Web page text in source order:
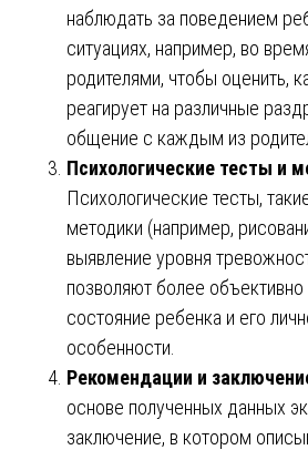
наблюдать за поведением
ситуациях, например, во
родителями, чтобы оценить,
реагирует на различные
общение с каждым из
Психологические тесты и
Психологические тесты,
методики (например,
выявление уровня
позволяют более объективно
состояние ребенка и его
особенности.
Рекомендации и
основе полученных данных
заключение, в котором